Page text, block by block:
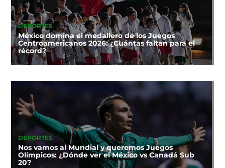
DEPORTES
México domina el medallero de los Juegos
Centroamericanos 2026: ¿Cuántas faltan para el
récord?
DEPORTES
Nos vamos al Mundial y queremos Juegos
Olímpicos: ¿Dónde ver el México vs Canadá Sub
20?